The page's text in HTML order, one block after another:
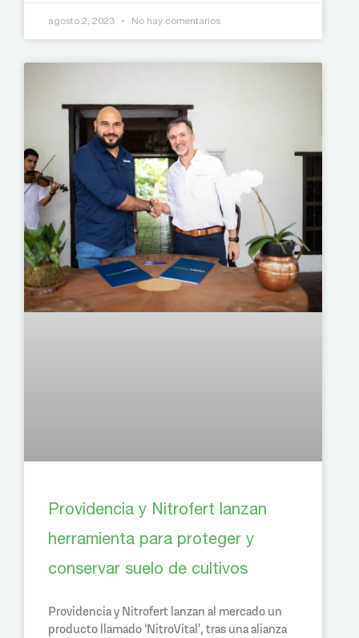
agosto 2, 2023 No hay comentarios
Providencia y Nitrofert lanzan
herramienta para proteger y
conservar suelo de cultivos
Providencia y Nitrofert lanzan al mercado un
producto llamado ‘NitroVital’, tras una alianza